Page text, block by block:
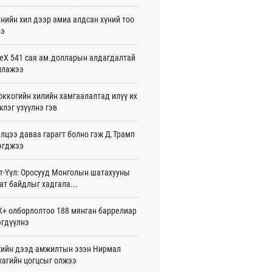
16 цаг 01 мин
Бангладешт эргэн ирэхээ
15 цаг 58 мин
15 цаг 54 мин
улсын хамтын ажиллагааны талаар
солилцов
сард Сүхбаатар боомтоор
тонн Аи-92 автобензин импортолжээ
Н.Амарзаяа: 32 хуудастай
дэвтэр долоо хоногт л дүүрдэг
15 цаг 31 мин
хил дээр амиа алдсан хүний тоо
541 сая ам.долларын алдагдалтай
хилийн хамгаалалтад илүү их
үзүүлнэ гэв
даваа гарагт болно гэж Д.Трамп
Үүл: Оросууд Монголын шатахууны
байдлыг хадгала...
олборлолтоо 188 мянган баррелиар
дээд амжилтын эзэн Нирмал
цогцсыг олжээ